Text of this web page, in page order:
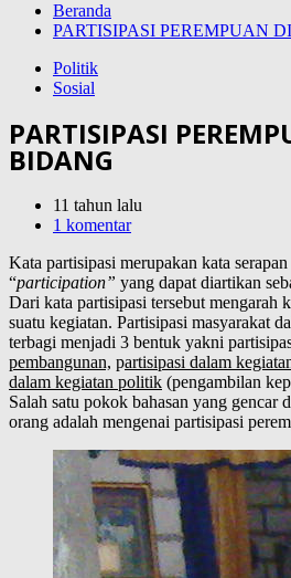
Beranda
PARTISIPASI PEREMPUAN
Politik
Sosial
PARTISIPASI
BIDANG
11 tahun lalu
1 komentar
Kata partisipasi merupakan kata
“participation” yang dapat diartikan
Dari kata partisipasi tersebut mengarah
suatu kegiatan. Partisipasi masyarakat
terbagi menjadi 3 bentuk yakni
pembangunan, partisipasi dalam
dalam kegiatan politik (pengambilan
Salah satu pokok bahasan yang gencar
orang adalah mengenai partisipasi